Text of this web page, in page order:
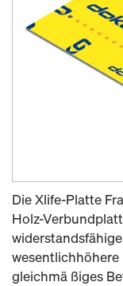
Die Xlife-Platte
Holz-
gleichmä ßiges